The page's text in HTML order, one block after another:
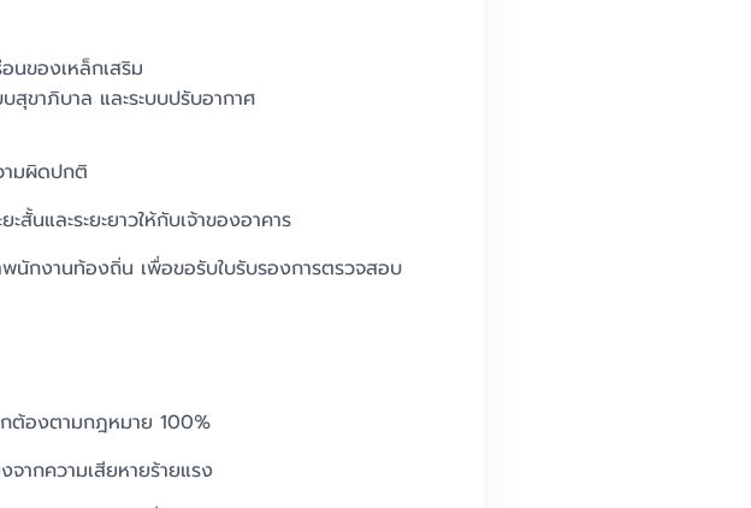
นของเหล็กเสริม
สุขาภิบาล และระบบปรับอากาศ
ามผิดปกติ
นและระยะยาวให้กับเจ้าของอาคาร
นักงานท้องถิ่น เพื่อขอรับใบรับรองการตรวจสอบ
กต้องตามกฎหมาย 100%
จากความเสียหายร้ายแรง